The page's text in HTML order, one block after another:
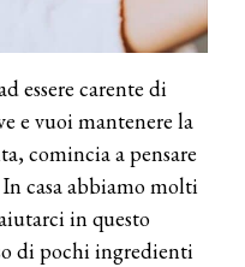
essere carente di
e vuoi mantenere la
comincia a pensare
casa abbiamo molti
in questo
di pochi ingredienti